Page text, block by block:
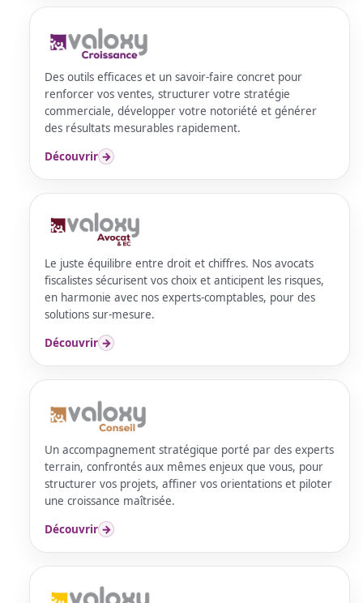
Des outils efficaces et un savoir-faire concret pour
renforcer vos ventes, structurer votre stratégie
commerciale, développer votre notoriété et générer
des résultats mesurables rapidement.
Découvrir→
Le juste équilibre entre droit et chiffres. Nos avocats
fiscalistes sécurisent vos choix et anticipent les risques,
en harmonie avec nos experts-comptables, pour des
solutions sur-mesure.
Découvrir→
Un accompagnement stratégique porté par des experts
terrain, confrontés aux mêmes enjeux que vous, pour
structurer vos projets, affiner vos orientations et piloter
une croissance maîtrisée.
Découvrir→